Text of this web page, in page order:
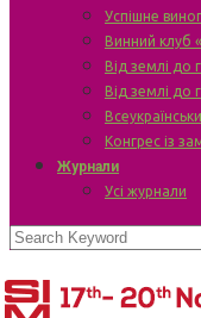
Успішне
Винний клуб
Від землі до
Від землі до
Конгрес із
Журнали
Усі журнали